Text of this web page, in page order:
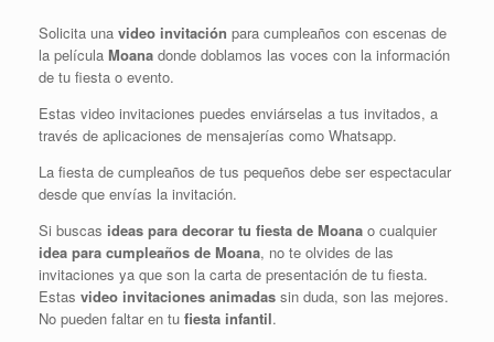
Solicita una video invitación para cumpleaños con escenas de
la película Moana donde doblamos las voces con la información
de tu fiesta o evento.
Estas video invitaciones puedes enviárselas a tus invitados, a
través de aplicaciones de mensajerías como Whatsapp.
La fiesta de cumpleaños de tus pequeños debe ser espectacular
desde que envías la invitación.
Si buscas ideas para decorar tu fiesta de Moana o cualquier
idea para cumpleaños de Moana, no te olvides de las
invitaciones ya que son la carta de presentación de tu fiesta.
Estas video invitaciones animadas sin duda, son las mejores.
No pueden faltar en tu fiesta infantil.